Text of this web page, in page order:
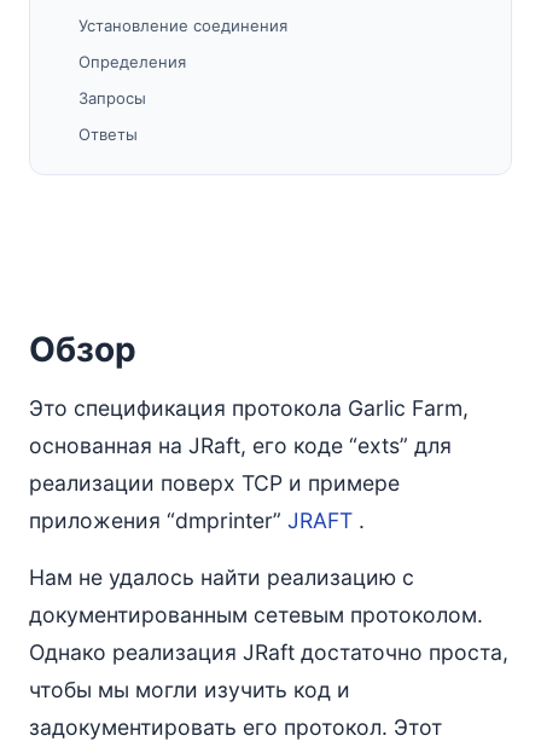
Установление соединения
Определения
Запросы
Ответы
Примечания
Миграция
Ссылки
Обзор
Это спецификация протокола Garlic Farm,
основанная на JRaft, его коде “exts” для
реализации поверх TCP и примере
приложения “dmprinter” JRAFT .
Нам не удалось найти реализацию с
документированным сетевым протоколом.
Однако реализация JRaft достаточно проста,
чтобы мы могли изучить код и
задокументировать его протокол. Этот